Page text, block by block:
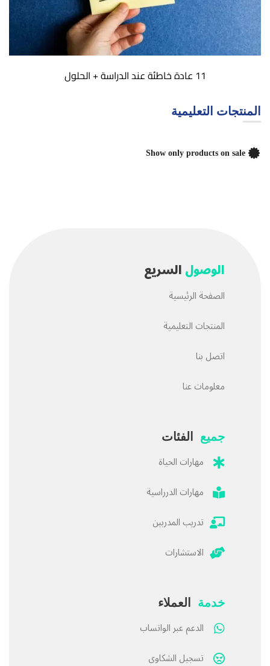
11 عادة خاطئة عند الدراسة + الحلول
المنتجات التعليمية
Show only products on sale
الوصولالسريع
الصفحة الرئيسية
المنتجات التعليمية
اتصل بنا
معلومات عنا
جميع الفئات
مهارات الحياة
مهارات الدرراسية
تدريب المدربين
الاستشارات
خدمة العملاء
الدعم عبر الواتساب
تسجيل الشكاوى